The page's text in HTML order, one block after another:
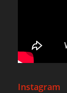
Instagram